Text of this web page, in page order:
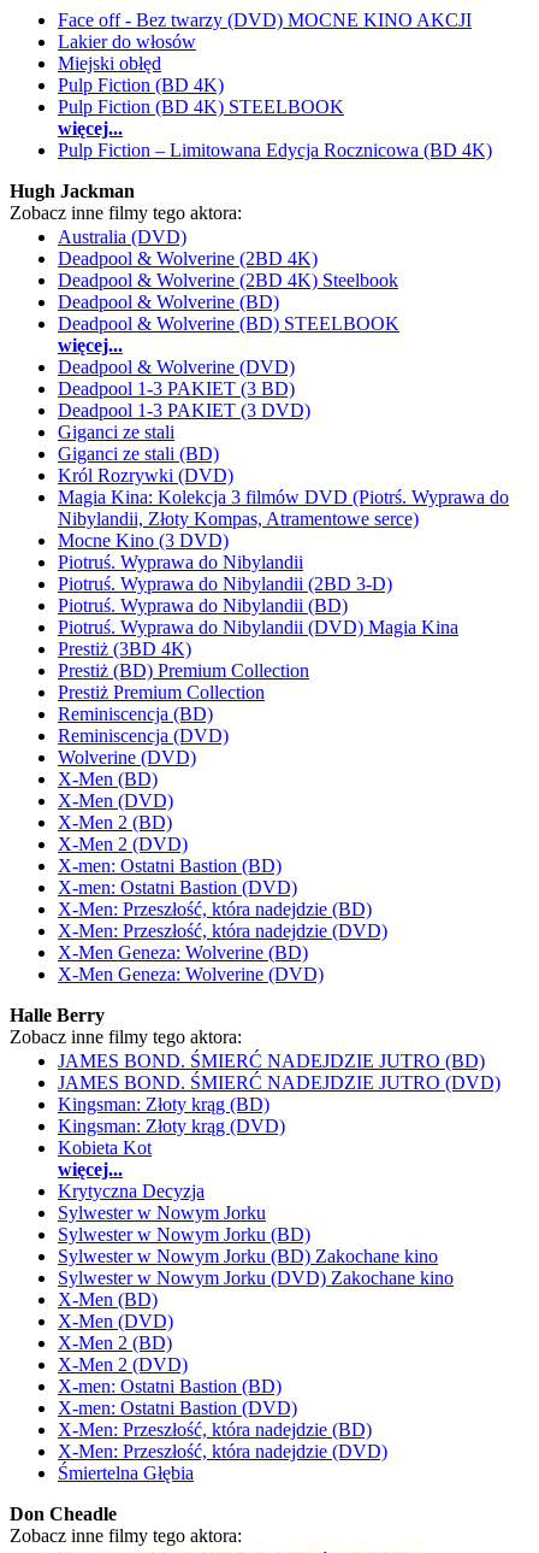
Face off - Bez twarzy (DVD) MOCNE KINO AKCJI
Lakier do włosów
Miejski obłęd
Pulp Fiction (BD 4K)
Pulp Fiction (BD 4K) STEELBOOK
więcej...
Pulp Fiction – Limitowana Edycja Rocznicowa (BD 4K)
Hugh Jackman
Zobacz inne filmy tego aktora:
Australia (DVD)
Deadpool & Wolverine (2BD 4K)
Deadpool & Wolverine (2BD 4K) Steelbook
Deadpool & Wolverine (BD)
Deadpool & Wolverine (BD) STEELBOOK
więcej...
Deadpool & Wolverine (DVD)
Deadpool 1-3 PAKIET (3 BD)
Deadpool 1-3 PAKIET (3 DVD)
Giganci ze stali
Giganci ze stali (BD)
Król Rozrywki (DVD)
Magia Kina: Kolekcja 3 filmów DVD (Piotrś. Wyprawa do
Nibylandii, Złoty Kompas, Atramentowe serce)
Mocne Kino (3 DVD)
Piotruś. Wyprawa do Nibylandii
Piotruś. Wyprawa do Nibylandii (2BD 3-D)
Piotruś. Wyprawa do Nibylandii (BD)
Piotruś. Wyprawa do Nibylandii (DVD) Magia Kina
Prestiż (3BD 4K)
Prestiż (BD) Premium Collection
Prestiż Premium Collection
Reminiscencja (BD)
Reminiscencja (DVD)
Wolverine (DVD)
X-Men (BD)
X-Men (DVD)
X-Men 2 (BD)
X-Men 2 (DVD)
X-men: Ostatni Bastion (BD)
X-men: Ostatni Bastion (DVD)
X-Men: Przeszłość, która nadejdzie (BD)
X-Men: Przeszłość, która nadejdzie (DVD)
X-Men Geneza: Wolverine (BD)
X-Men Geneza: Wolverine (DVD)
Halle Berry
Zobacz inne filmy tego aktora:
JAMES BOND. ŚMIERĆ NADEJDZIE JUTRO (BD)
JAMES BOND. ŚMIERĆ NADEJDZIE JUTRO (DVD)
Kingsman: Złoty krąg (BD)
Kingsman: Złoty krąg (DVD)
Kobieta Kot
więcej...
Krytyczna Decyzja
Sylwester w Nowym Jorku
Sylwester w Nowym Jorku (BD)
Sylwester w Nowym Jorku (BD) Zakochane kino
Sylwester w Nowym Jorku (DVD) Zakochane kino
X-Men (BD)
X-Men (DVD)
X-Men 2 (BD)
X-Men 2 (DVD)
X-men: Ostatni Bastion (BD)
X-men: Ostatni Bastion (DVD)
X-Men: Przeszłość, która nadejdzie (BD)
X-Men: Przeszłość, która nadejdzie (DVD)
Śmiertelna Głębia
Don Cheadle
Zobacz inne filmy tego aktora: